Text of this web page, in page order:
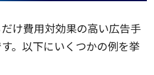
け費用対効果の高い広告手
。以下にいくつかの例を挙